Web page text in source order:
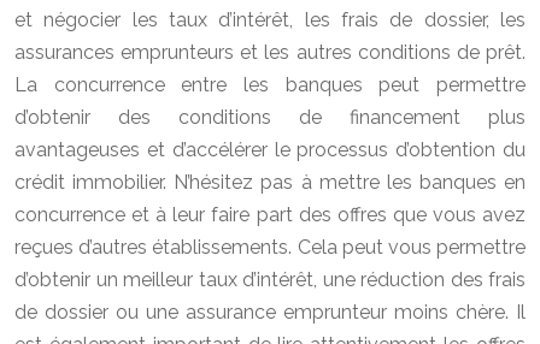
et négocier les taux d’intérêt, les frais de dossier, les
assurances emprunteurs et les autres conditions de prêt.
La concurrence entre les banques peut permettre
d’obtenir des conditions de financement plus
avantageuses et d’accélérer le processus d’obtention du
crédit immobilier. N’hésitez pas à mettre les banques en
concurrence et à leur faire part des offres que vous avez
reçues d’autres établissements. Cela peut vous permettre
d’obtenir un meilleur taux d’intérêt, une réduction des frais
de dossier ou une assurance emprunteur moins chère. Il